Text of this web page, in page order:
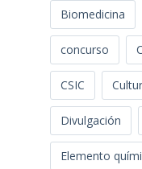
Biomedicina
concurso
CSIC
Divulgación
Elemento